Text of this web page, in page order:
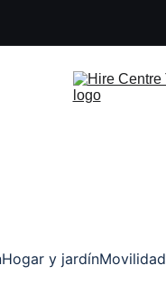
Hogar y jardínMovilidad